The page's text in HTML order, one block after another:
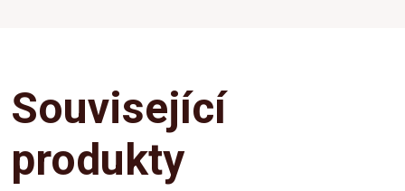
Související
produkty